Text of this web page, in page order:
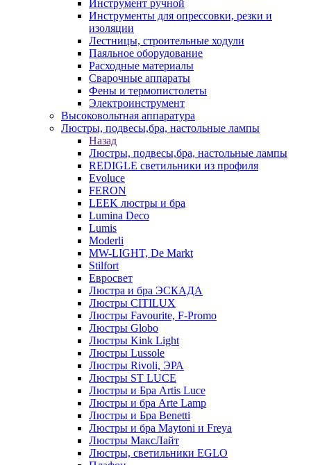
Инструмент ручной
Инструменты для опрессовки, резки и
изоляции
Лестницы, строительные ходули
Паяльное оборудование
Расходные материалы
Сварочные аппараты
Фены и термопистолеты
Электроинструмент
Высоковольтная аппаратура
Люстры, подвесы,бра, настольные лампы
Назад
Люстры, подвесы,бра, настольные лампы
REDIGLE светильники из профиля
Evoluce
FERON
LEEK люстры и бра
Lumina Deco
Lumis
Moderli
MW-LIGHT, De Markt
Stilfort
Евросвет
Люстра и бра ЭСКАДА
Люстры CITILUX
Люстры Favourite, F-Promo
Люстры Globo
Люстры Kink Light
Люстры Lussole
Люстры Rivoli, ЭРА
Люстры ST LUCE
Люстры и Бра Artis Luce
Люстры и бра Arte Lamp
Люстры и Бра Benetti
Люстры и бра Maytoni и Freya
Люстры МаксЛайт
Люстры, светильники EGLO